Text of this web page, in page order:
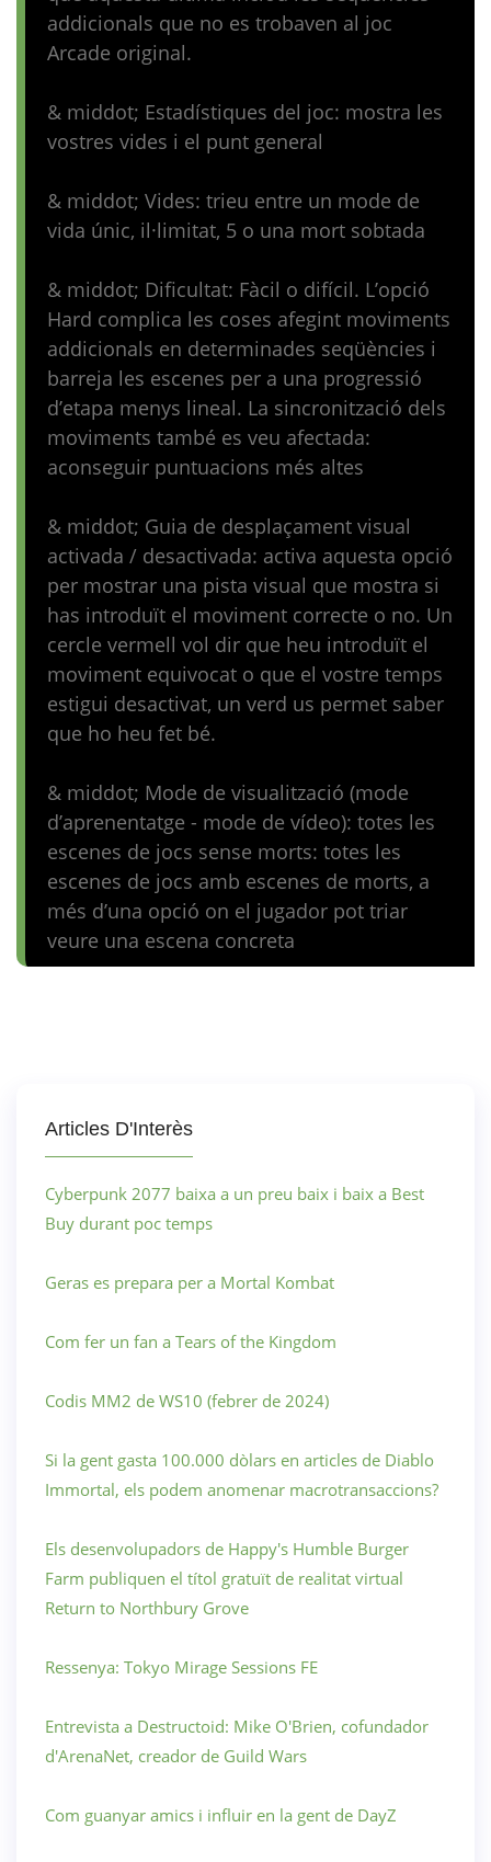
addicionals que no es trobaven al joc
Arcade original.
& middot; Estadístiques del joc: mostra les
vostres vides i el punt general
& middot; Vides: trieu entre un mode de
vida únic, il·limitat, 5 o una mort sobtada
& middot; Dificultat: Fàcil o difícil. L’opció
Hard complica les coses afegint moviments
addicionals en determinades seqüències i
barreja les escenes per a una progressió
d’etapa menys lineal. La sincronització dels
moviments també es veu afectada:
aconseguir puntuacions més altes
& middot; Guia de desplaçament visual
activada / desactivada: activa aquesta opció
per mostrar una pista visual que mostra si
has introduït el moviment correcte o no. Un
cercle vermell vol dir que heu introduït el
moviment equivocat o que el vostre temps
estigui desactivat, un verd us permet saber
que ho heu fet bé.
& middot; Mode de visualització (mode
d’aprenentatge - mode de vídeo): totes les
escenes de jocs sense morts: totes les
escenes de jocs amb escenes de morts, a
més d’una opció on el jugador pot triar
veure una escena concreta
Articles D'Interès
Cyberpunk 2077 baixa a un preu baix i baix a Best
Buy durant poc temps
Geras es prepara per a Mortal Kombat
Com fer un fan a Tears of the Kingdom
Codis MM2 de WS10 (febrer de 2024)
Si la gent gasta 100.000 dòlars en articles de Diablo
Immortal, els podem anomenar macrotransaccions?
Els desenvolupadors de Happy's Humble Burger
Farm publiquen el títol gratuït de realitat virtual
Return to Northbury Grove
Ressenya: Tokyo Mirage Sessions FE
Entrevista a Destructoid: Mike O'Brien, cofundador
d'ArenaNet, creador de Guild Wars
Com guanyar amics i influir en la gent de DayZ